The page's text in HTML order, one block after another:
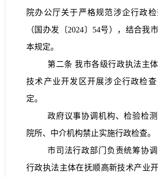
院办公厅关于严格规范涉企行政检
（国办发〔2024〕54号），结合我
本规定。
第二条 我市各级行政执法主
技术产业开发区开展涉企行政检
定。
政府议事协调机构、检验检
院所、中介机构禁止实施行政检查。
市司法行政部门负责统筹协
行政执法主体在抚顺高新技术产业